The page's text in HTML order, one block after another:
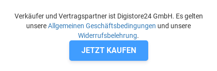
Verkäufer und Vertragspartner ist Digistore24 GmbH. Es gelten
unsereAllgemeinen Geschäftsbedingungen und unsere
Widerrufsbelehrung.
JETZT KAUFEN